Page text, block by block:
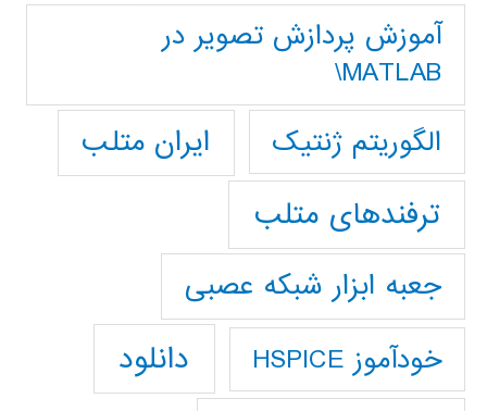
آموزش پردازش تصوير در
MATLAB\
الگوریتم ژنتیک
ایران متلب
ترفندهای متلب
جعبه ابزار شبکه عصبی
خودآموز HSPICE دانلود